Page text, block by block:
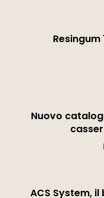
Resingum
Nuovo
ACS System,